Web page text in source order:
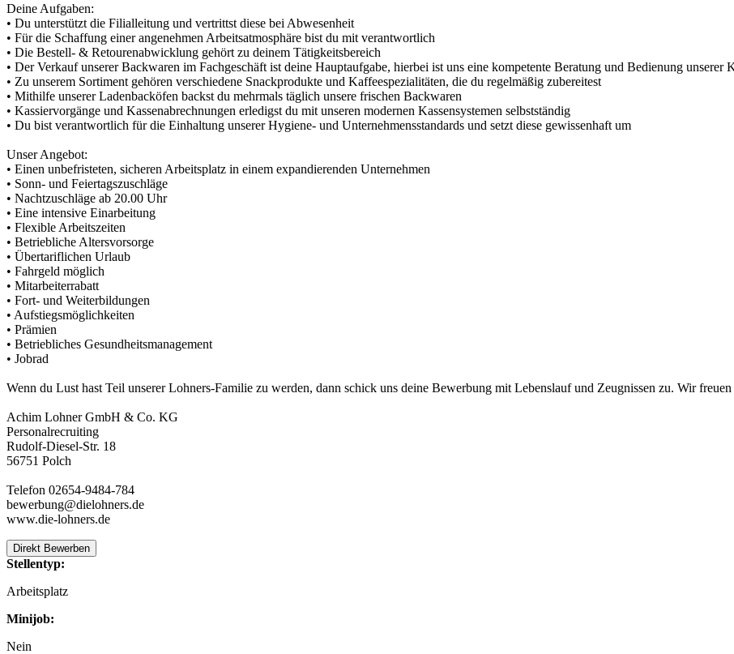
Deine Aufgaben:
• Du unterstützt die Filialleitung und vertrittst diese bei Abwesenheit
• Für die Schaffung einer angenehmen Arbeitsatmosphäre bist du mit verantwortlich
• Die Bestell- & Retourenabwicklung gehört zu deinem Tätigkeitsbereich
• Der Verkauf unserer Backwaren im Fachgeschäft ist deine Hauptaufgabe, hierbei ist uns eine kompetente Beratung und Bedienung
• Zu unserem Sortiment gehören verschiedene Snackprodukte und Kaffeespezialitäten, die du regelmäßig zubereitest
• Mithilfe unserer Ladenbacköfen backst du mehrmals täglich unsere frischen Backwaren
• Kassiervorgänge und Kassenabrechnungen erledigst du mit unseren modernen Kassensystemen selbstständig
• Du bist verantwortlich für die Einhaltung unserer Hygiene- und Unternehmensstandards und setzt diese gewissenhaft um
Unser Angebot:
• Einen unbefristeten, sicheren Arbeitsplatz in einem expandierenden Unternehmen
• Sonn- und Feiertagszuschläge
• Nachtzuschläge ab 20.00 Uhr
• Eine intensive Einarbeitung
• Flexible Arbeitszeiten
• Betriebliche Altersvorsorge
• Übertariflichen Urlaub
• Fahrgeld möglich
• Mitarbeiterrabatt
• Fort- und Weiterbildungen
• Aufstiegsmöglichkeiten
• Prämien
• Betriebliches Gesundheitsmanagement
• Jobrad
Wenn du Lust hast Teil unserer Lohners-Familie zu werden, dann schick uns deine Bewerbung mit Lebenslauf und Zeugnissen zu. Wir
Achim Lohner GmbH & Co. KG
Personalrecruiting
Rudolf-Diesel-Str. 18
56751 Polch
Telefon 02654-9484-784
bewerbung@dielohners.de
www.die-lohners.de
Direkt Bewerben
Stellentyp:
Arbeitsplatz
Minijob:
Nein